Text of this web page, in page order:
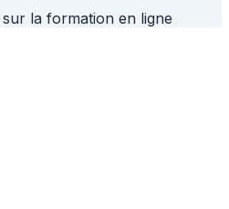
la formation en ligne